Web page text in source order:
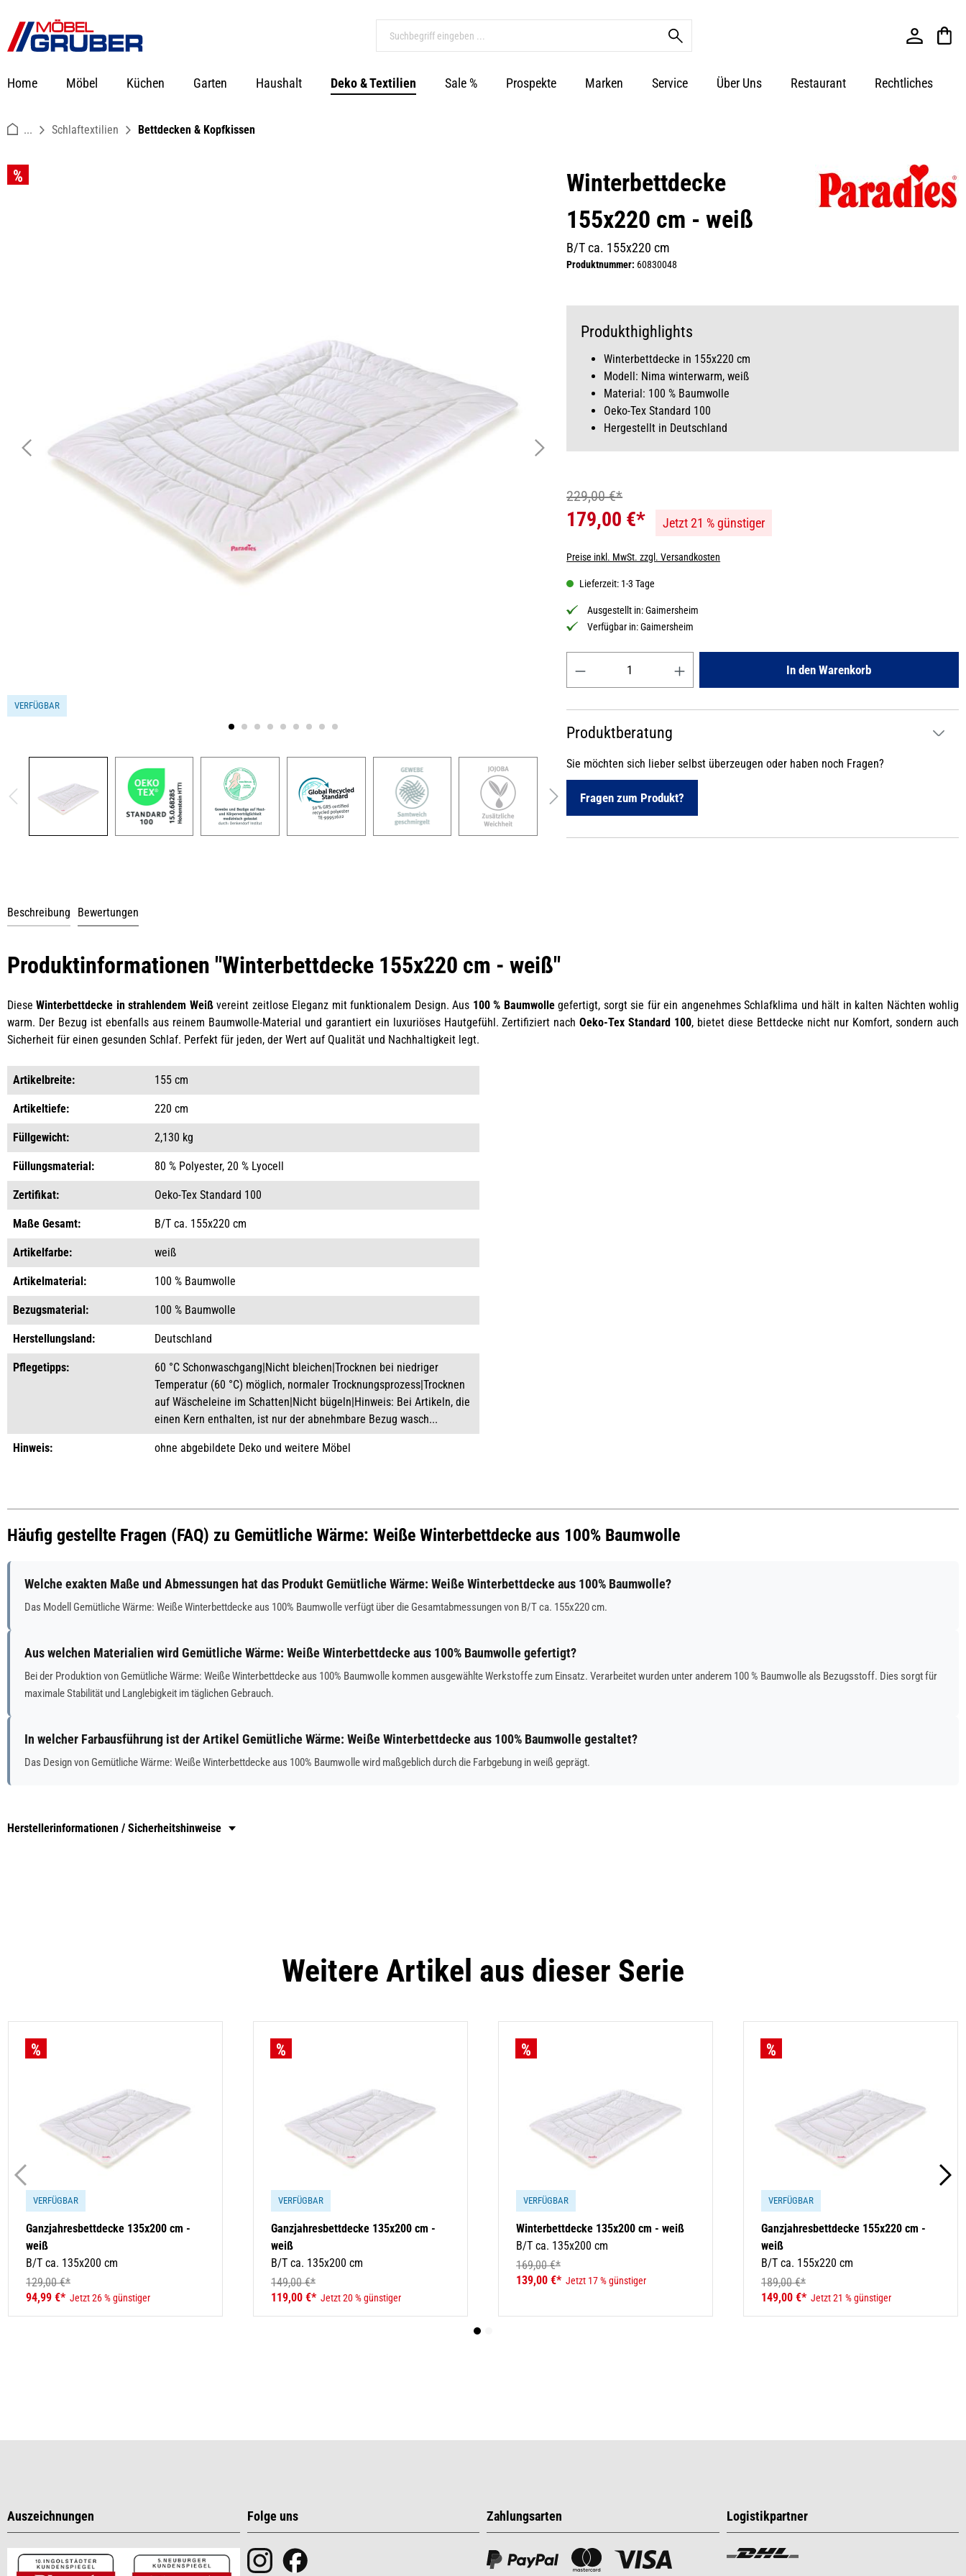
Zur Hauptnavigation springen
Home Möbel Küchen Garten Haushalt Deko & Textilien Sale % Prospekte Marken Service Über Uns Restaurant Rechtliches
... Schlaftextilien Bettdecken & Kopfkissen
Bildergalerie überspringen
VERFÜGBAR
Winterbettdecke
155x220 cm - weiß
B/T ca. 155x220 cm
Produktnummer: 60830048
Produkthighlights
Winterbettdecke in 155x220 cm
Modell: Nima winterwarm, weiß
Material: 100 % Baumwolle
Oeko-Tex Standard 100
Hergestellt in Deutschland
229,00 €*
179,00 €* Jetzt 21 % günstiger
Preise inkl. MwSt. zzgl. Versandkosten
Lieferzeit: 1-3 Tage
Ausgestellt in:Gaimersheim
Verfügbar in:Gaimersheim
In den Warenkorb
Produktberatung
Sie möchten sich lieber selbst überzeugen oder haben noch Fragen?
Fragen zum Produkt?
Beschreibung Bewertungen
Produktinformationen "Winterbettdecke 155x220 cm - weiß"
DieseWinterbettdecke in strahlendem Weißvereint zeitlose Eleganz mit funktionalem Design. Aus 100 % Baumwollegefertigt, sorgt sie für ein angenehmes Schlafklima und hält in kalten Nächten wohlig
warm. Der Bezug ist ebenfalls aus reinem Baumwolle-Material und garantiert ein luxuriöses Hautgefühl. Zertifiziert nachOeko-Tex Standard 100, bietet diese Bettdecke nicht nur Komfort, sondern auch
Sicherheit für einen gesunden Schlaf. Perfekt für jeden, der Wert auf Qualität und Nachhaltigkeit legt.
Artikelbreite: 155 cm
Artikeltiefe: 220 cm
Füllgewicht: 2,130 kg
Füllungsmaterial: 80 % Polyester, 20 % Lyocell
Zertifikat: Oeko-Tex Standard 100
Maße Gesamt: B/T ca. 155x220 cm
Artikelfarbe: weiß
Artikelmaterial: 100 % Baumwolle
Bezugsmaterial: 100 % Baumwolle
Herstellungsland: Deutschland
Pflegetipps:
60 °C Schonwaschgang|Nicht bleichen|Trocknen bei niedriger
Temperatur (60 °C) möglich, normaler Trocknungsprozess|Trocknen
auf Wäscheleine im Schatten|Nicht bügeln|Hinweis: Bei Artikeln, die
einen Kern enthalten, ist nur der abnehmbare Bezug wasch...
Hinweis: ohne abgebildete Deko und weitere Möbel
Häufig gestellte Fragen (FAQ) zu Gemütliche Wärme: Weiße Winterbettdecke aus 100% Baumwolle
Welche exakten Maße und Abmessungen hat das Produkt Gemütliche Wärme: Weiße Winterbettdecke aus 100% Baumwolle?
Das Modell Gemütliche Wärme: Weiße Winterbettdecke aus 100% Baumwolle verfügt über die Gesamtabmessungen von B/T ca. 155x220 cm.
Aus welchen Materialien wird Gemütliche Wärme: Weiße Winterbettdecke aus 100% Baumwolle gefertigt?
Bei der Produktion von Gemütliche Wärme: Weiße Winterbettdecke aus 100% Baumwolle kommen ausgewählte Werkstoffe zum Einsatz. Verarbeitet wurden unter anderem 100 % Baumwolle als Bezugsstoff. Dies sorgt für
maximale Stabilität und Langlebigkeit im täglichen Gebrauch.
In welcher Farbausführung ist der Artikel Gemütliche Wärme: Weiße Winterbettdecke aus 100% Baumwolle gestaltet?
Das Design von Gemütliche Wärme: Weiße Winterbettdecke aus 100% Baumwolle wird maßgeblich durch die Farbgebung in weiß geprägt.
Herstellerinformationen / Sicherheitshinweise
Weitere Artikel aus dieser Serie
VERFÜGBAR
Ganzjahresbettdecke 135x200 cm -
weiß
B/T ca. 135x200 cm
129,00 €*
94,99 €* Jetzt 26 % günstiger
VERFÜGBAR
Ganzjahresbettdecke 135x200 cm -
weiß
B/T ca. 135x200 cm
149,00 €*
119,00 €* Jetzt 20 % günstiger
VERFÜGBAR
Winterbettdecke 135x200 cm - weiß
B/T ca. 135x200 cm
169,00 €*
139,00 €* Jetzt 17 % günstiger
VERFÜGBAR
Ganzjahresbettdecke 155x220 cm -
weiß
B/T ca. 155x220 cm
189,00 €*
149,00 €* Jetzt 21 % günstiger
Auszeichnungen Folge uns Zahlungsarten Logistikpartner